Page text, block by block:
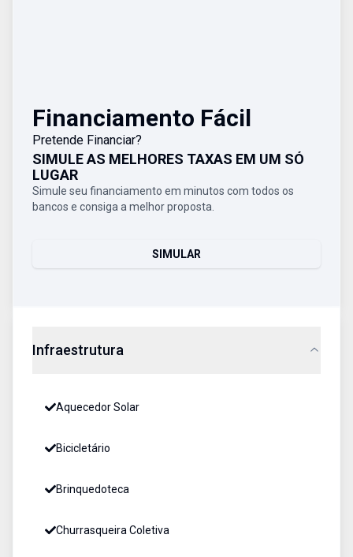
Financiamento Fácil
Pretende Financiar?
SIMULE AS MELHORES TAXAS EM UM SÓ
LUGAR
Simule seu financiamento em minutos com todos os
bancos e consiga a melhor proposta.
SIMULAR
Infraestrutura
Aquecedor Solar
Bicicletário
Brinquedoteca
Churrasqueira Coletiva